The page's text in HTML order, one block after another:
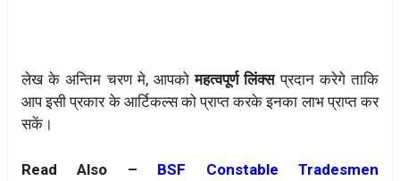
लेख के अन्तिम चरण मे, आपकोमहत्वपूर्ण लिंक्सप्रदान करेगे ताकि
आप इसी प्रकार के आर्टिकल्स को प्राप्त करके इनका लाभ प्राप्त कर
सकें।
Read Also – BSF Constable Tradesmen